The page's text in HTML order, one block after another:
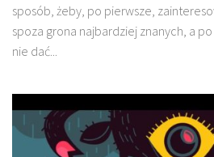
sposób, żeby, po pierwsze,
spoza grona najbardziej znanych, a
nie dać...